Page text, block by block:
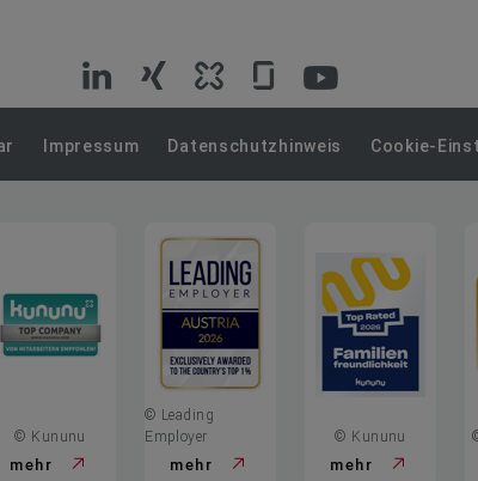
VIG
auf
VIG
auf
VIG
auf
VIG
auf
VIG
auf
Impressum Datenschutzhinweis Cookie-
© Kununu
mehr
© Leading
Employer
mehr
© Kununu
mehr